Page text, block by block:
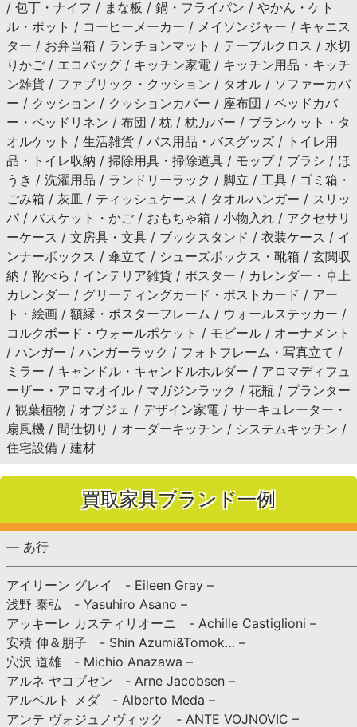
/ 包丁・ナイフ / まな板 / 鍋・フライパン / やかん・ケト
ル・ポット / コーヒーメーカー / メイソンジャー / キャニス
ター / お弁当箱 / ランチョンマット / テーブルクロス / 水切
りかご / エコバッグ / キッチン家電 / キッチン用品・キッチ
ン雑貨 / ファブリック・クッション / タオル / ソファーカバ
ー / クッション / クッションカバー / 座布団 / ベッドカバ
ー・ベッドリネン / 布団 / 枕 / 枕カバー / ブランケット・タ
オルケット / 生活雑貨 / バス用品・バスグッズ / トイレ用
品・トイレ収納 / 掃除用具・掃除道具 / モップ / ブラシ / ほ
うき / 洗濯用品 / ランドリーラック / 脚立 / 工具 / ゴミ箱・
ごみ箱 / 灰皿 / ティッシュケース / タオルハンガー / スリッ
パ / バスケット・かご / おもちゃ箱 / 小物入れ / アクセサリ
ーケース / 文房具・文具 / ブックスタンド / 衣装ケース / イ
ンナーボックス / 傘立て / シューズボックス・靴箱 / 玄関収
納 / 靴べら / インテリア雑貨 / ポスター / カレンダー・卓上
カレンダー / グリーティングカード・ポストカード / アー
ト・絵画 / 額縁・ポスターフレーム / ウォールステッカー /
コルクボード・ウォールポケット / モビール / オーナメント
/ ハンガー / ハンガーラック / フォトフレーム・写真立て /
ミラー / キャンドル・キャンドルホルダー / アロマディフュ
ーザー・アロマオイル / マガジンラック / 花瓶 / プランター
/ 観葉植物 / オブジェ / デザイン家電 / サーキュレーター・
扇風機 / 間仕切り / オーダーキッチン / システムキッチン /
住宅設備 / 建材
買取家具ブランド一例
— あ行
アイリーン グレイ - Eileen Gray –
浅野 泰弘 - Yasuhiro Asano –
アッキーレ カスティリオーニ - Achille Castiglioni –
安積 伸＆朋子 - Shin Azumi&Tomok… –
穴沢 道雄 - Michio Anazawa –
アルネ ヤコブセン - Arne Jacobsen –
アルベルト メダ - Alberto Meda –
アンテ ヴォジュノヴィック - ANTE VOJNOVIC –